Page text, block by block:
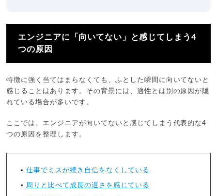
エンジニアに「向いてない」と感じてしまう4
つの原因
特徴に強く当てはまらなくても、ふとした瞬間に向いてないと
感じることはあります。その背景には、適性とは別の原因が隠
れている場合が多いです。
ここでは、エンジニアが向いてないと感じてしまう代表的な4
つの原因を整理します。
仕事でミスが続き自信をなくしている
周りと比べて成長の遅さを感じている